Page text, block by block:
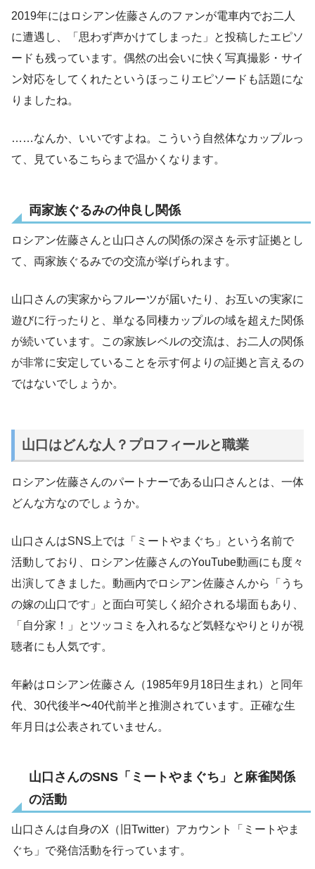
2019年にはロシアン佐藤さんのファンが電車内でお二人
に遭遇し、「思わず声かけてしまった」と投稿したエピソ
ードも残っています。偶然の出会いに快く写真撮影・サイ
ン対応をしてくれたというほっこりエピソードも話題にな
りましたね。
……なんか、いいですよね。こういう自然体なカップルっ
て、見ているこちらまで温かくなります。
両家族ぐるみの仲良し関係
ロシアン佐藤さんと山口さんの関係の深さを示す証拠とし
て、両家族ぐるみでの交流が挙げられます。
山口さんの実家からフルーツが届いたり、お互いの実家に
遊びに行ったりと、単なる同棲カップルの域を超えた関係
が続いています。この家族レベルの交流は、お二人の関係
が非常に安定していることを示す何よりの証拠と言えるの
ではないでしょうか。
山口はどんな人？プロフィールと職業
ロシアン佐藤さんのパートナーである山口さんとは、一体
どんな方なのでしょうか。
山口さんはSNS上では「ミートやまぐち」という名前で
活動しており、ロシアン佐藤さんのYouTube動画にも度々
出演してきました。動画内でロシアン佐藤さんから「うち
の嫁の山口です」と面白可笑しく紹介される場面もあり、
「自分家！」とツッコミを入れるなど気軽なやりとりが視
聴者にも人気です。
年齢はロシアン佐藤さん（1985年9月18日生まれ）と同年
代、30代後半〜40代前半と推測されています。正確な生
年月日は公表されていません。
山口さんのSNS「ミートやまぐち」と麻雀関係
の活動
山口さんは自身のX（旧Twitter）アカウント「ミートやま
ぐち」で発信活動を行っています。